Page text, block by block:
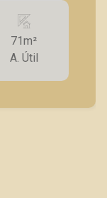
32
de
de R$
71m²
A. Útil